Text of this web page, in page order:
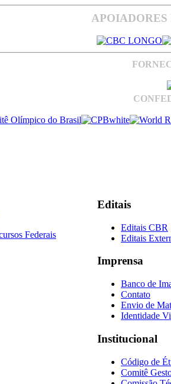
Federais
Editais
Editais CBR
Editais
Imprensa
Banco de
Contato
Envio de
Identidade
Institucional
Código de
Comitê